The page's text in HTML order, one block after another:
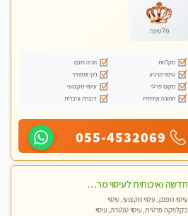
לנשים בלבד
פלטינה
מקלחת
חניה חינם
עיסוי מרגיע
נקי ומסודר
מקום פרטי
עיסוי מקצועי
תמונה אמיתית
דוברת עיברית
055-4532069
חדשה ואיכותית לעיסוי מרגיע ומפנק VIP-מומלץ לחלוטין! פרטי! ​​​​​​ Highly recommended
עיסוי מפנק, עיסוי מקצועי, עיסוי
בקלניקה פרטית, עיסוי טנטרה, עיסוי